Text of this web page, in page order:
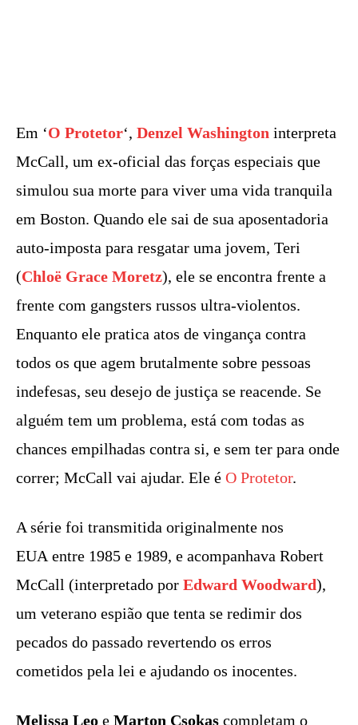
Em ‘O Protetor‘, Denzel Washington interpreta
McCall, um ex-oficial das forças especiais que
simulou sua morte para viver uma vida tranquila
em Boston. Quando ele sai de sua aposentadoria
auto-imposta para resgatar uma jovem, Teri
(Chloë Grace Moretz), ele se encontra frente a
frente com gangsters russos ultra-violentos.
Enquanto ele pratica atos de vingança contra
todos os que agem brutalmente sobre pessoas
indefesas, seu desejo de justiça se reacende. Se
alguém tem um problema, está com todas as
chances empilhadas contra si, e sem ter para onde
correr; McCall vai ajudar. Ele é O Protetor.
A série foi transmitida originalmente nos
EUA entre 1985 e 1989, e acompanhava Robert
McCall (interpretado por Edward Woodward),
um veterano espião que tenta se redimir dos
pecados do passado revertendo os erros
cometidos pela lei e ajudando os inocentes.
Melissa Leo e Marton Csokas completam o